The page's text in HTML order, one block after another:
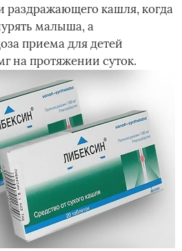
раздражающего кашля, когда
малыша, а
приема для детей
на протяжении суток.